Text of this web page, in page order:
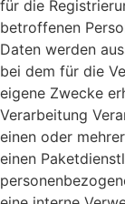
für die
betroffenen
Daten werden
bei dem für die
eigene Zwecke
Verarbeitung
einen oder
einen